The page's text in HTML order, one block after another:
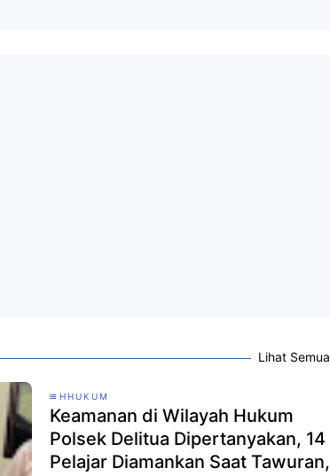
Lihat Semua
HHUKUM
Keamanan di Wilayah Hukum
Polsek Delitua Dipertanyakan, 14
Pelajar Diamankan Saat Tawuran,